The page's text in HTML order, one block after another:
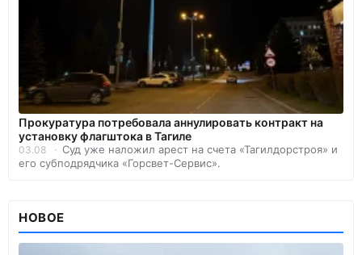
Прокуратура потребовала аннулировать контракт на
установку флагштока в Тагиле
03.08
Суд уже наложил арест на счета «Тагилдорстроя» и
его субподрядчика «Горсвет-Сервис».
НОВОЕ